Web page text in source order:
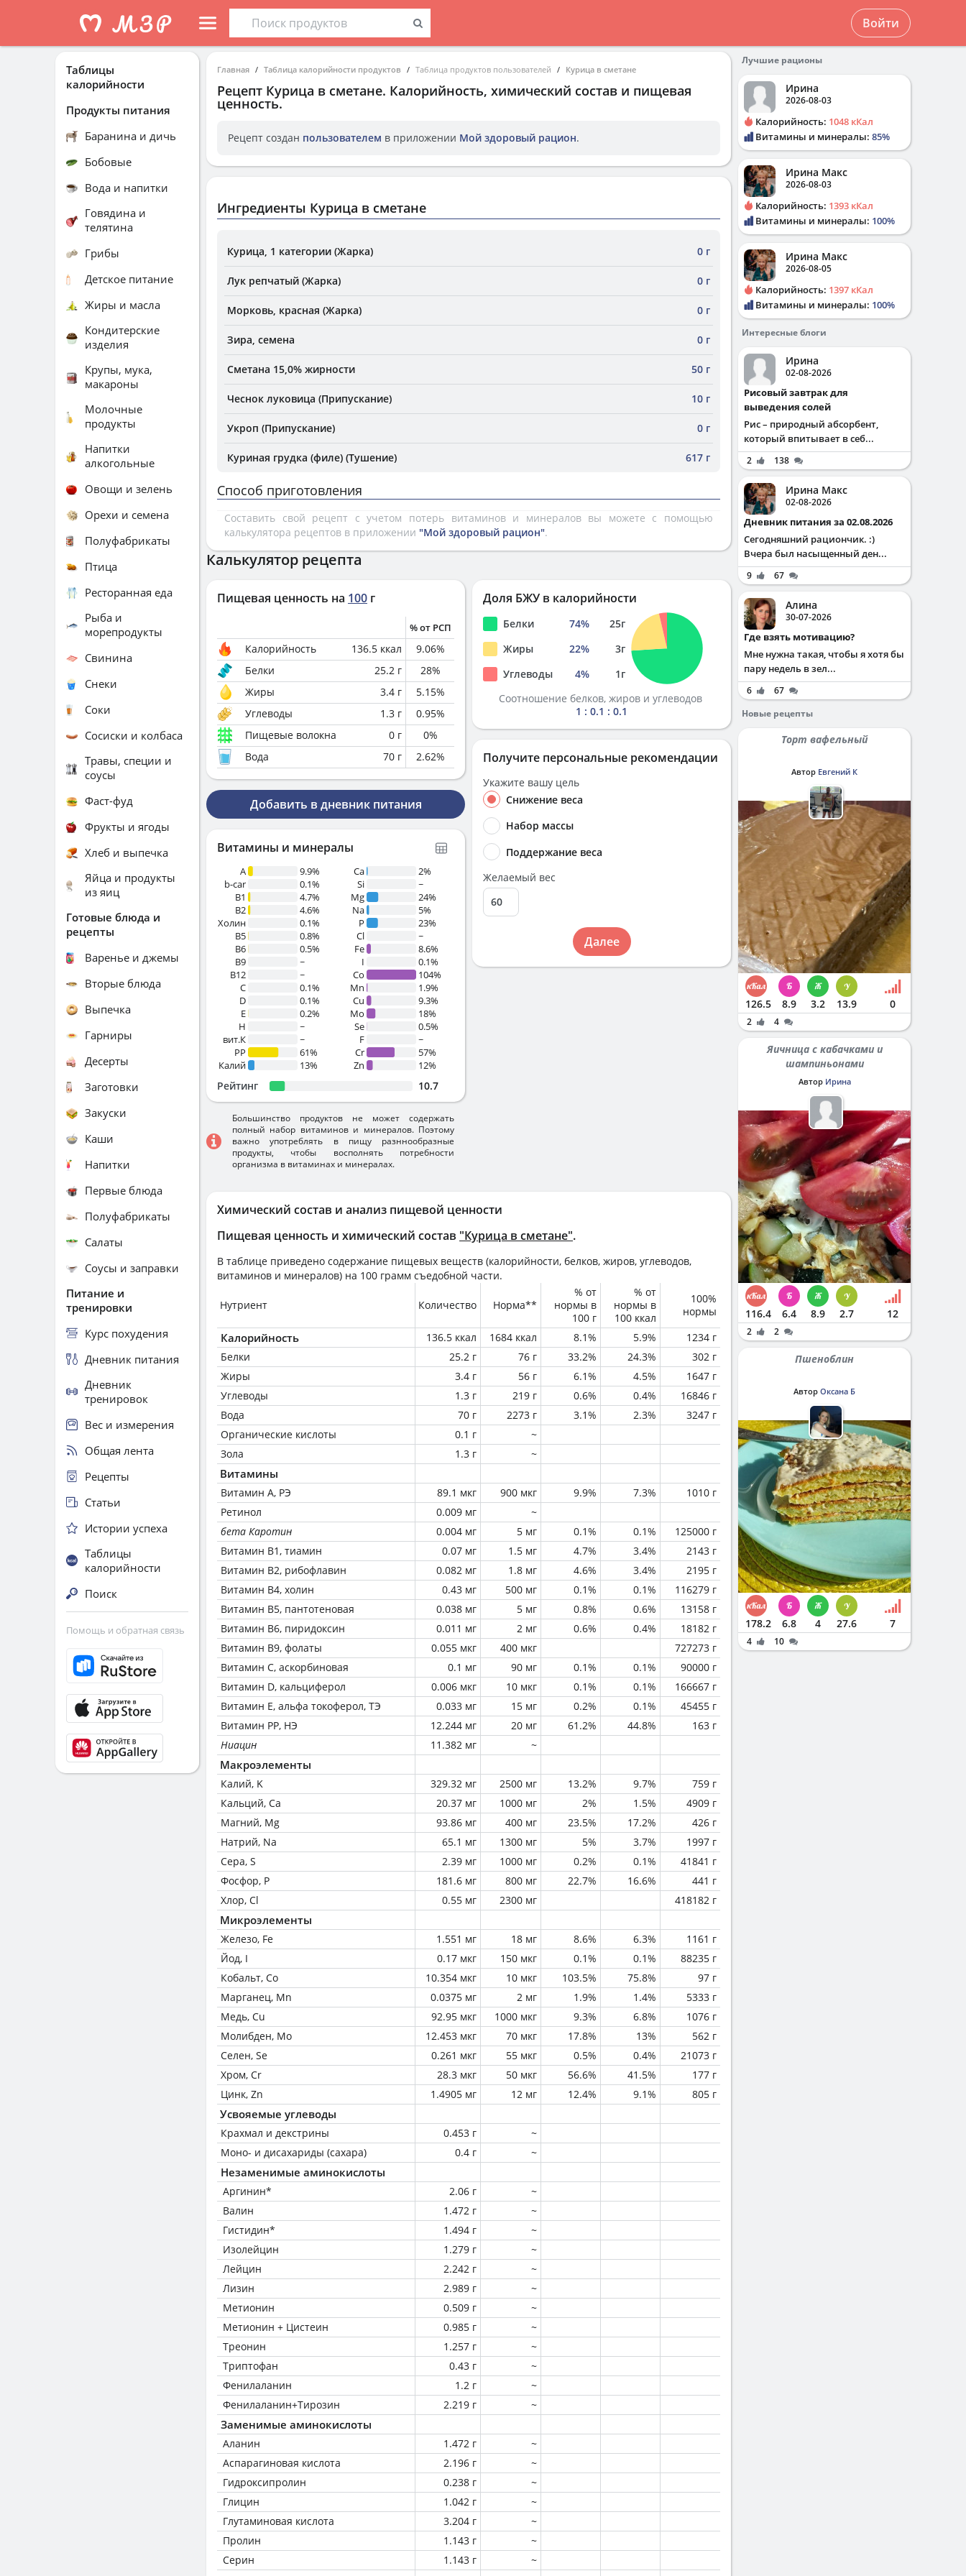
Войти
Главная Таблица калорийности продуктов Таблица продуктов пользователей Курица в сметане
Рецепт Курица в сметане. Калорийность, химический состав и пищевая
ценность.
Рецепт создан пользователем в приложении Мой здоровый рацион.
Ингредиенты Курица в сметане
Курица, 1 категории (Жарка) 0 г
Лук репчатый (Жарка) 0 г
Морковь, красная (Жарка) 0 г
Зира, семена 0 г
Сметана 15,0% жирности 50 г
Чеснок луковица (Припускание) 10 г
Укроп (Припускание) 0 г
Куриная грудка (филе) (Тушение) 617 г
Способ приготовления
Составить свой рецепт с учетом потерь витаминов и минералов вы можете с помощью
калькулятора рецептов в приложении "Мой здоровый рацион".
Химический состав и анализ пищевой ценности
Пищевая ценность и химический состав "Курица в сметане".
В таблице приведено содержание пищевых веществ (калорийности, белков, жиров, углеводов,
витаминов и минералов) на 100 грамм съедобной части.
Нутриент Количество Норма**
% от
нормы в
100 г
% от
нормы в
100 ккал
100%
нормы
Калорийность 136.5 ккал 1684 ккал 8.1% 5.9%
1234 г
Белки
25.2 г 76 г 33.2% 24.3%
302 г
Жиры
3.4 г 56 г 6.1% 4.5%
1647 г
Углеводы
1.3 г 219 г 0.6% 0.4%
16846 г
Вода
70 г 2273 г 3.1% 2.3%
3247 г
Органические кислоты
0.1 г
~
Зола
1.3 г ~
Витамины
Витамин А, РЭ 89.1 мкг 900 мкг 9.9% 7.3%
1010 г
Ретинол
0.009 мг
~
бета Каротин
0.004 мг 5 мг 0.1% 0.1%
125000 г
Витамин В1, тиамин
0.07 мг 1.5 мг 4.7% 3.4%
2143 г
Витамин В2, рибофлавин
0.082 мг 1.8 мг 4.6% 3.4%
2195 г
Витамин В4, холин
0.43 мг 500 мг 0.1% 0.1%
116279 г
Витамин В5, пантотеновая
0.038 мг 5 мг 0.8% 0.6%
13158 г
Витамин В6, пиридоксин
0.011 мг 2 мг 0.6% 0.4%
18182 г
Витамин В9, фолаты
0.055 мкг 400 мкг
727273 г
Витамин C, аскорбиновая
0.1 мг 90 мг 0.1% 0.1%
90000 г
Витамин D, кальциферол
0.006 мкг 10 мкг 0.1% 0.1%
166667 г
Витамин Е, альфа токоферол, ТЭ
0.033 мг 15 мг 0.2% 0.1%
45455 г
Витамин РР, НЭ
12.244 мг 20 мг 61.2% 44.8%
163 г
Ниацин
11.382 мг ~
Макроэлементы
Калий, K 329.32 мг 2500 мг 13.2% 9.7%
759 г
Кальций, Ca
20.37 мг 1000 мг 2% 1.5%
4909 г
Магний, Mg
93.86 мг 400 мг 23.5% 17.2%
426 г
Натрий, Na
65.1 мг 1300 мг 5% 3.7%
1997 г
Сера, S
2.39 мг 1000 мг 0.2% 0.1%
41841 г
Фосфор, P
181.6 мг 800 мг 22.7% 16.6%
441 г
Хлор, Cl
0.55 мг 2300 мг 418182 г
Микроэлементы
Железо, Fe 1.551 мг 18 мг 8.6% 6.3%
1161 г
Йод, I
0.17 мкг 150 мкг 0.1% 0.1%
88235 г
Кобальт, Co
10.354 мкг 10 мкг 103.5% 75.8%
97 г
Марганец, Mn
0.0375 мг 2 мг 1.9% 1.4%
5333 г
Медь, Cu
92.95 мкг 1000 мкг 9.3% 6.8%
1076 г
Молибден, Mo
12.453 мкг 70 мкг 17.8% 13%
562 г
Селен, Se
0.261 мкг 55 мкг 0.5% 0.4%
21073 г
Хром, Cr
28.3 мкг 50 мкг 56.6% 41.5%
177 г
Цинк, Zn
1.4905 мг 12 мг 12.4% 9.1% 805 г
Усвояемые углеводы
Крахмал и декстрины 0.453 г
~
Моно- и дисахариды (сахара)
0.4 г ~
Незаменимые аминокислоты
Аргинин* 2.06 г
~
Валин
1.472 г
~
Гистидин*
1.494 г
~
Изолейцин
1.279 г
~
Лейцин
2.242 г
~
Лизин
2.989 г
~
Метионин
0.509 г
~
Метионин + Цистеин
0.985 г
~
Треонин
1.257 г
~
Триптофан
0.43 г
~
Фенилаланин
1.2 г
~
Фенилаланин+Тирозин
2.219 г ~
Заменимые аминокислоты
Аланин 1.472 г
~
Аспарагиновая кислота
2.196 г
~
Гидроксипролин
0.238 г
~
Глицин
1.042 г
~
Глутаминовая кислота
3.204 г
~
Пролин
1.143 г
~
Серин
1.143 г
~
Калькулятор рецепта
Пищевая ценность на 100 г
% от РСП
Калорийность 136.5 ккал 9.06%
Белки
25.2 г 28%
Жиры
3.4 г 5.15%
Углеводы
1.3 г 0.95%
Пищевые волокна
0 г 0%
Вода
70 г 2.62%
Добавить в дневник питания
Витамины и минералы
A
9.9%
b-car
0.1%
В1
4.7%
B2
4.6%
Холин
0.1%
B5
0.8%
B6
0.5%
B9
~
B12
~
C
0.1%
D
0.1%
E
0.2%
H
~
вит.К
~
PP
61%
Калий
13%
Ca
2%
Si
~
Mg
24%
Na
5%
P
23%
Cl
~
Fe
8.6%
I
0.1%
Co
104%
Mn
1.9%
Cu
9.3%
Mo
18%
Se
0.5%
F
~
Cr
57%
Zn
12%
Рейтинг 10.7
Большинство продуктов не может содержать
полный набор витаминов и минералов. Поэтому
важно употреблять в пищу разннообразные
продукты, чтобы восполнять потребности
организма в витаминах и минералах.
Доля БЖУ в калорийности
Белки 74% 25г
Жиры
22% 3г
Углеводы
4% 1г
Соотношение белков, жиров и углеводов
1 : 0.1 : 0.1
Получите персональные рекомендации
Укажите вашу цель
Снижение веса
Набор массы
Поддержание веса
Желаемый вес
Далее
Таблицы
калорийности
Продукты питания
Баранина и дичь
Бобовые
Вода и напитки
Говядина и
телятина
Грибы
Детское питание
Жиры и масла
Кондитерские
изделия
Крупы, мука,
макароны
Молочные
продукты
Напитки
алкогольные
Овощи и зелень
Орехи и семена
Полуфабрикаты
Птица
Ресторанная еда
Рыба и
морепродукты
Свинина
Снеки
Соки
Сосиски и колбаса
Травы, специи и
соусы
Фаст-фуд
Фрукты и ягоды
Хлеб и выпечка
Яйца и продукты
из яиц
Готовые блюда и
рецепты
Варенье и джемы
Вторые блюда
Выпечка
Гарниры
Десерты
Заготовки
Закуски
Каши
Напитки
Первые блюда
Полуфабрикаты
Салаты
Соусы и заправки
Питание и
тренировки
Курс похудения
Дневник питания
Дневник
тренировок
Вес и измерения
Общая лента
Рецепты
Статьи
Истории успеха
Таблицы
калорийности
Поиск
Помощь и обратная связь
Лучшие рационы
Ирина
2026-08-03
Калорийность: 1048 кКал
Витамины и минералы: 85%
Ирина Макс
2026-08-03
Калорийность: 1393 кКал
Витамины и минералы: 100%
Ирина Макс
2026-08-05
Калорийность: 1397 кКал
Витамины и минералы: 100%
Интересные блоги
Ирина
02-08-2026
Рисовый завтрак для
выведения солей
Рис – природный абсорбент,
который впитывает в себ...
2 138
Ирина Макс
02-08-2026
Дневник питания за 02.08.2026
Сегодняшний рациончик. :)
Вчера был насыщенный ден...
9 67
Алина
30-07-2026
Где взять мотивацию?
Мне нужна такая, чтобы я хотя бы
пару недель в зел...
6
67
Новые рецепты
Торт вафельный
Автор Евгений К
126.5 8.9 3.2 13.9 0
2 4
Яичница с кабачками и
шампиньонами
Автор Ирина
116.4 6.4 8.9 2.7 12
2 2
Пшеноблин
Автор Оксана Б
178.2 6.8 4 27.6 7
4 10